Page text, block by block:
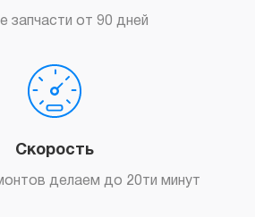
запчасти от 90 дней
Скорость
делаем до 20ти минут